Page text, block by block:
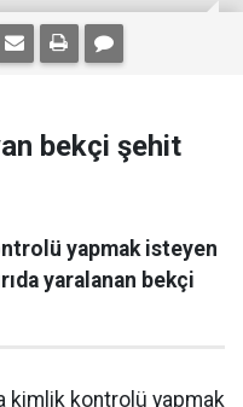
bekçi şehit
yapmak isteyen
yaralanan bekçi
kimlik kontrolü yapmak